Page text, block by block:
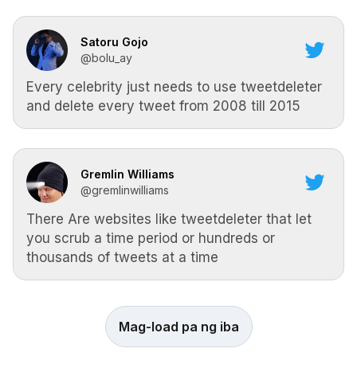
Satoru Gojo
@bolu_ay
Every celebrity just needs to use tweetdeleter
and delete every tweet from 2008 till 2015
Gremlin Williams
@gremlinwilliams
There Are websites like tweetdeleter that let
you scrub a time period or hundreds or
thousands of tweets at a time
Mag-load pa ng iba